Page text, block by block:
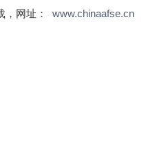
，网址： www.chinaafse.cn